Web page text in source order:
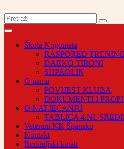
Škola Nogometa
RASPORED
DARKO TIRONI
SHPAOLIN
O nama
POVIJEST KLUBA
DOKUMENTI I
O NATJECANJU
TABLICA 4.NL
Veterani NK Špansko
Kontakt
Roditeljski kutak